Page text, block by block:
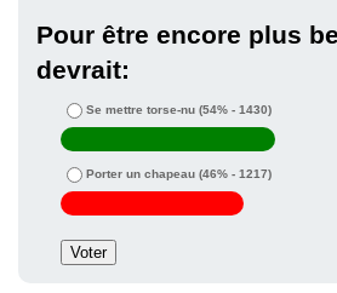
Pour être encore plus
devrait:
Se mettre torse-nu (54% - 1430)
Porter un chapeau (46% - 1217)